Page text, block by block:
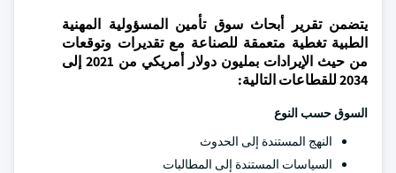
يتضمن تقرير أبحاث سوق تأمين المسؤولية المهنية
الطبية تغطية متعمقة للصناعة مع تقديرات وتوقعات
من حيث الإيرادات بمليون دولار أمريكي من 2021 إلى
2034 للقطاعات التالية:
السوق حسب النوع
النهج المستندة إلى الحدوث
السياسات المستندة إلى المطالبات